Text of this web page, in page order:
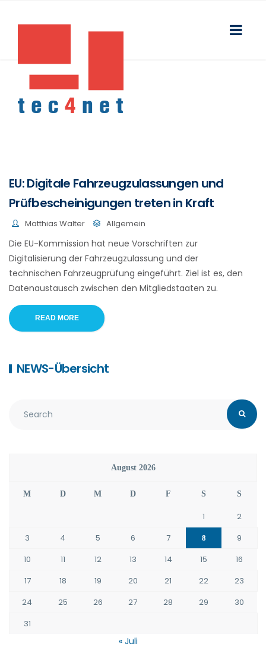
EU: Digitale Fahrzeugzulassungen und
Prüfbescheinigungen treten in Kraft
Matthias Walter Allgemein
Die EU-Kommission hat neue Vorschriften zur
Digitalisierung der Fahrzeugzulassung und der
technischen Fahrzeugprüfung eingeführt. Ziel ist es, den
Datenaustausch zwischen den Mitgliedstaaten zu.
READ MORE
NEWS-Übersicht
August 2026
M D M D F S S
1
2
3
4 5 6 7 8
9
10
11 12 13 14 15
16
17
18 19 20 21 22
23
24
25 26 27 28 29
30
31
« Juli